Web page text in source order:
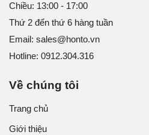
Chiều: 13:00 - 17:00
Thứ 2 đến thứ 6 hàng tuần
Email: sales@honto.vn
Hotline: 0912.304.316
Về chúng tôi
Trang chủ
Giới thiệu